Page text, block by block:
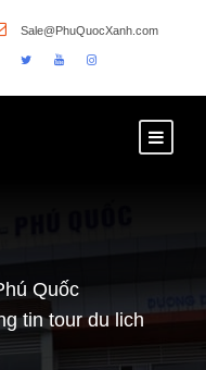
Sale@PhuQuocXanh.com
Quốc
tin tour du lich